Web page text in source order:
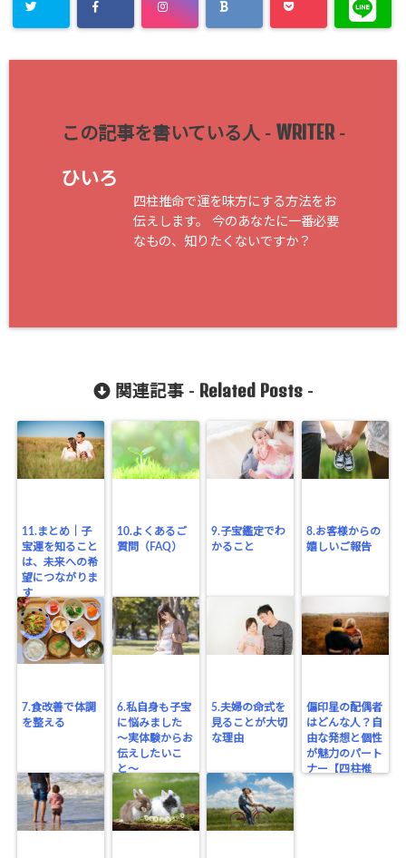
この記事を書いている人 - WRITER-
ひいろ
四柱推命で運を味方にする方法をお
伝えします。 今のあなたに一番必要
なもの、知りたくないですか？
関連記事 - Related Posts-
11.まとめ｜子
宝運を知ること
は、未来への希
望につながりま
す
10.よくあるご
質問（FAQ）
9.子宝鑑定でわ
かること
8.お客様からの
嬉しいご報告
7.食改善で体調
を整える
6.私自身も子宝
に悩みました
〜実体験からお
伝えしたいこ
と〜
5.夫婦の命式を
見ることが大切
な理由
偏印星の配偶者
はどんな人？自
由な発想と個性
が魅力のパート
ナー【四柱推